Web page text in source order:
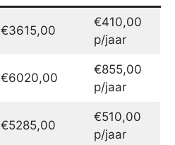
€3615,00
€410,00
p/jaar
€6020,00
€855,00
p/jaar
€5285,00
€510,00
p/jaar